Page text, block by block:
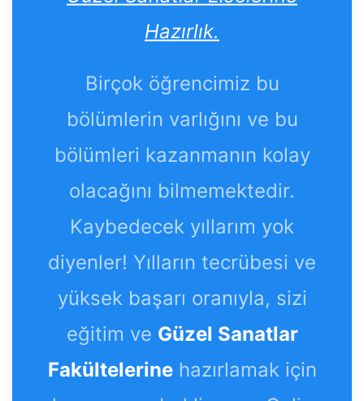
Hazırlık.
Birçok öğrencimiz bu
bölümlerin varlığını ve bu
bölümleri kazanmanın kolay
olacağını bilmemektedir.
Kaybedecek yıllarım yok
diyenler! Yılların tecrübesi ve
yüksek başarı oranıyla, sizi
eğitim ve Güzel Sanatlar
Fakültelerinehazırlamak için